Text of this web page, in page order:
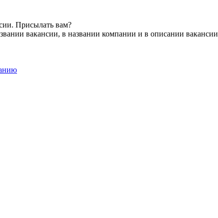
Присылать вам?
вакансии, в названии компании и в описании вакансии